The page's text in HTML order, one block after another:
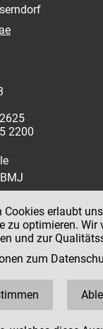
2200
(für
Cookies erlaubt
zu optimieren. Wir
und zur
zum